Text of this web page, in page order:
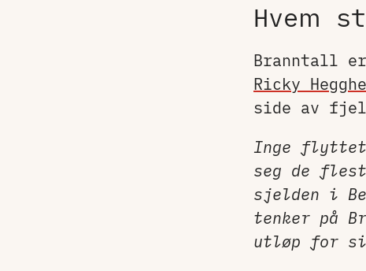
Hvem
Branntall
Ricky
side av
Inge flyttet
seg de
sjelden i
tenker på
utløp for